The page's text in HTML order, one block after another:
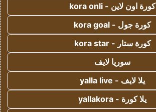
كورة اون لاين - kora onli
كورة جول - kora goal
كورة ستار - kora star
سوريا لايف
يلا لايف - yalla live
يلا كورة - yallakora